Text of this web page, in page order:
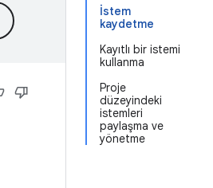
İstem
kaydetme
Kayıtlı bir istemi
kullanma
Proje
düzeyindeki
istemleri
paylaşma ve
yönetme